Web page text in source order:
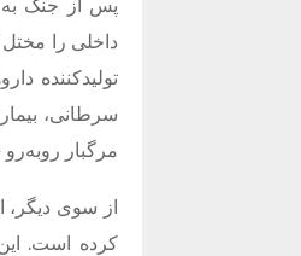
پس از جنگ به
داخلی را
تولیدکننده
سرطانی،
مرگبار روبه‌رو
از سوی
کرده است.